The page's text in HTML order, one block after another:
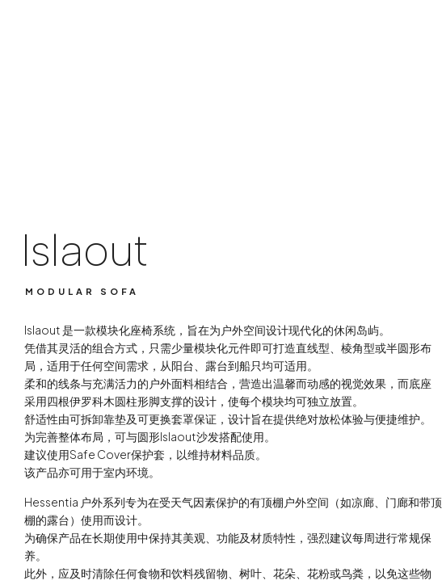
Islaout
MODULAR SOFA
Islaout 是一款模块化座椅系统，旨在为户外空间设计现代化的休闲岛屿。
凭借其灵活的组合方式，只需少量模块化元件即可打造直线型、棱角型或半圆形布
局，适用于任何空间需求，从阳台、露台到船只均可适用。
柔和的线条与充满活力的户外面料相结合，营造出温馨而动感的视觉效果，而底座
采用四根伊罗科木圆柱形脚支撑的设计，使每个模块均可独立放置。
舒适性由可拆卸靠垫及可更换套罩保证，设计旨在提供绝对放松体验与便捷维护。
为完善整体布局，可与圆形Islaout沙发搭配使用。
建议使用Safe Cover保护套，以维持材料品质。
该产品亦可用于室内环境。
Hessentia 户外系列专为在受天气因素保护的有顶棚户外空间（如凉廊、门廊和带顶
棚的露台）使用而设计。
为确保产品在长期使用中保持其美观、功能及材质特性，强烈建议每周进行常规保
养。
此外，应及时清除任何食物和饮料残留物、树叶、花朵、花粉或鸟粪，以免这些物